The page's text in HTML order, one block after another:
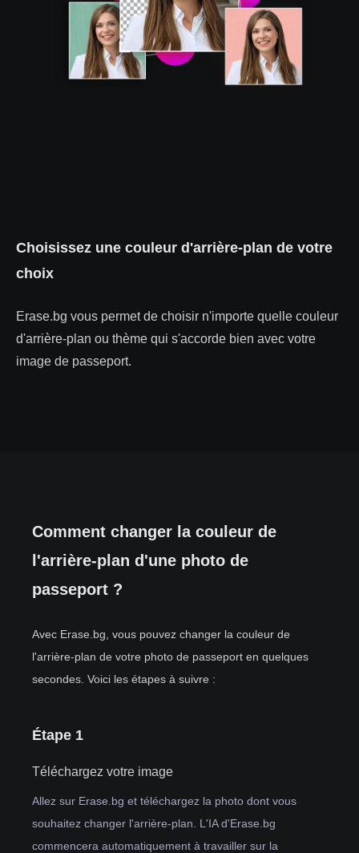
Choisissez une couleur d'arrière-plan de votre
choix
Erase.bg vous permet de choisir n'importe quelle couleur
d'arrière-plan ou thème qui s'accorde bien avec votre
image de passeport.
Comment changer la couleur de
l'arrière-plan d'une photo de
passeport ?
Avec Erase.bg, vous pouvez changer la couleur de
l'arrière-plan de votre photo de passeport en quelques
secondes. Voici les étapes à suivre :
Étape 1
Téléchargez votre image
Allez sur Erase.bg et téléchargez la photo dont vous
souhaitez changer l'arrière-plan. L'IA d'Erase.bg
commencera automatiquement à travailler sur la